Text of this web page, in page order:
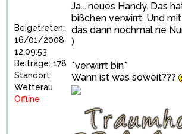
Beigetreten:
16/01/2008
12:09:53
Beiträge: 178
Standort:
Wetterau
Offline
Ja....neues Handy. Das
bißchen verwirrt. Und
das dann nochmal ne
)
*verwirrt bin*
Wann ist was soweit???